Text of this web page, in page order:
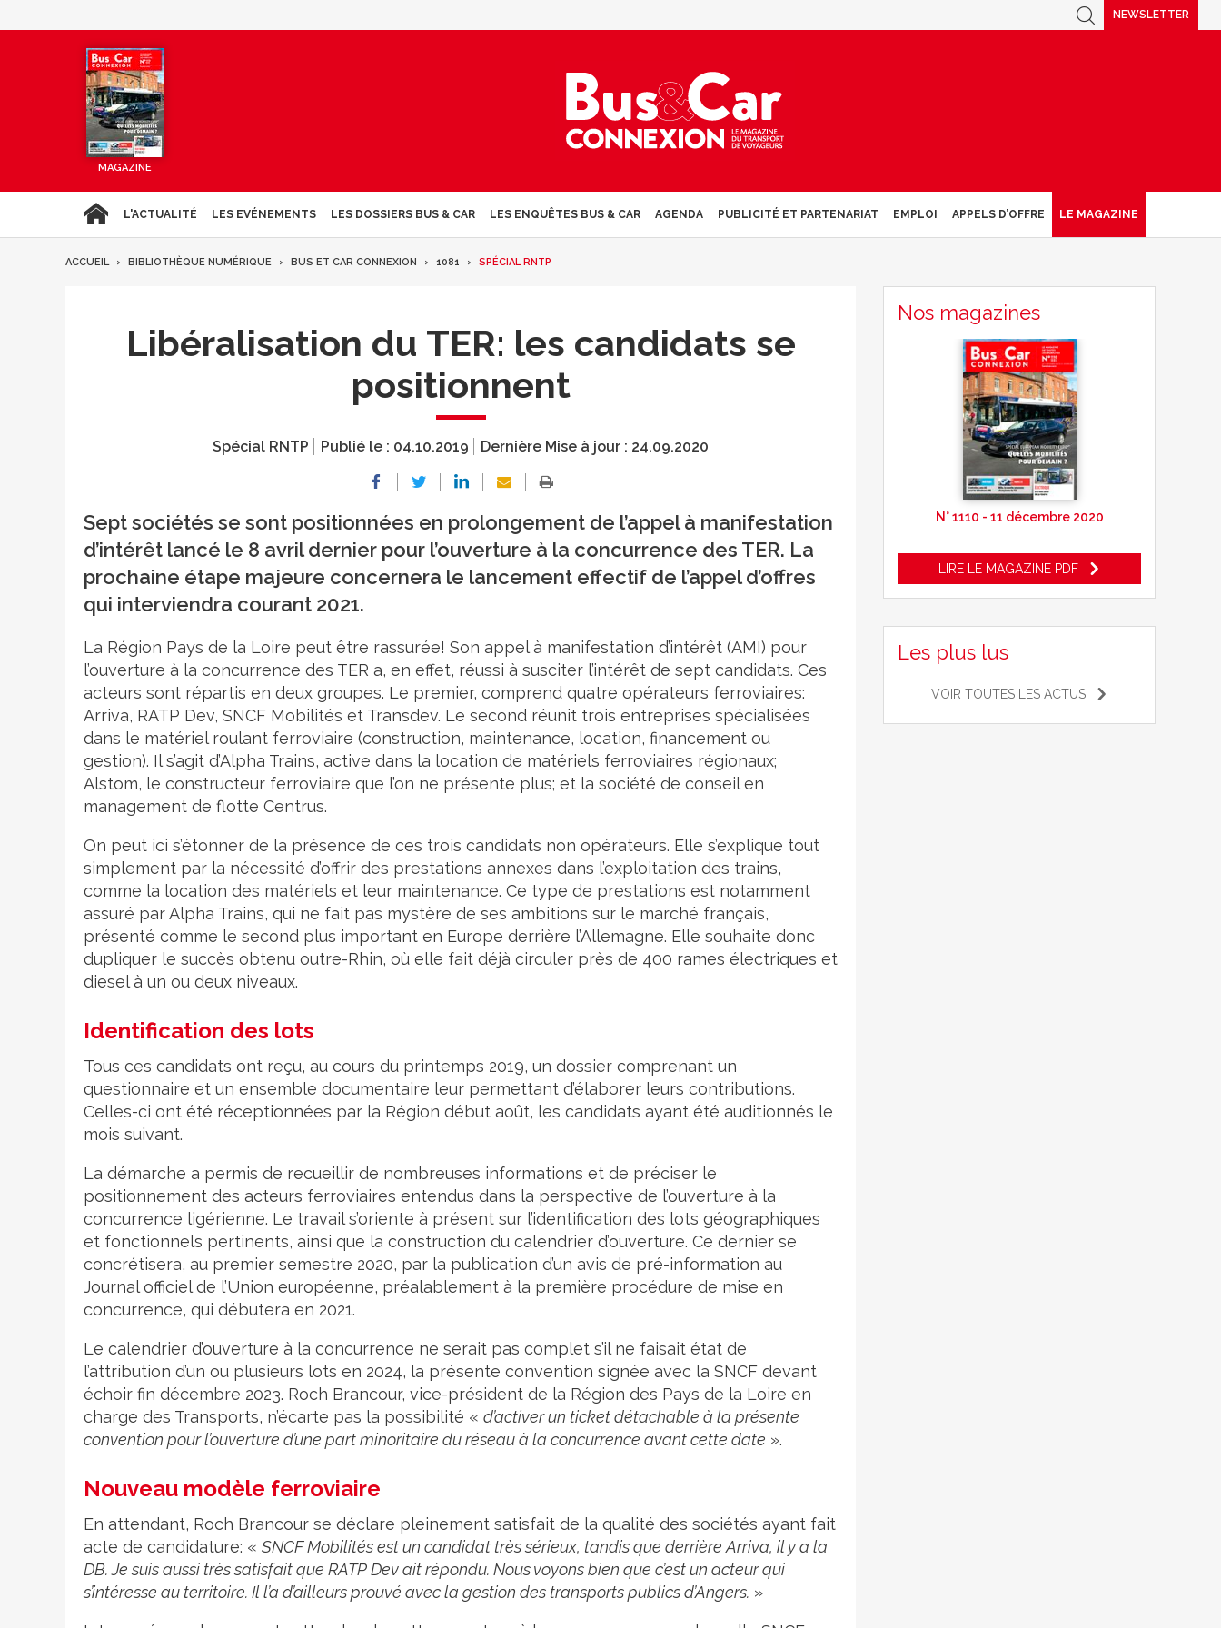
NEWSLETTER
MAGAZINE
L'ACTUALITÉ LES EVÉNEMENTS LES DOSSIERS BUS & CAR LES ENQUÊTES BUS & CAR AGENDA PUBLICITÉ ET PARTENARIAT EMPLOI APPELS D’OFFRE LE MAGAZINE
ACCUEIL BIBLIOTHÈQUE NUMÉRIQUE BUS ET CAR CONNEXION 1081 SPÉCIAL RNTP
Libéralisation du TER: les candidats se
positionnent
Spécial RNTP Publié le : 04.10.2019 Dernière Mise à jour : 24.09.2020
Sept sociétés se sont positionnées en prolongement de l’appel à manifestation
d’intérêt lancé le 8 avril dernier pour l’ouverture à la concurrence des TER. La
prochaine étape majeure concernera le lancement effectif de l’appel d’offres
qui interviendra courant 2021.
La Région Pays de la Loire peut être rassurée! Son appel à manifestation d’intérêt (AMI) pour
l’ouverture à la concurrence des TER a, en effet, réussi à susciter l’intérêt de sept candidats. Ces
acteurs sont répartis en deux groupes. Le premier, comprend quatre opérateurs ferroviaires:
Arriva, RATP Dev, SNCF Mobilités et Transdev. Le second réunit trois entreprises spécialisées
dans le matériel roulant ferroviaire (construction, maintenance, location, financement ou
gestion). Il s’agit d’Alpha Trains, active dans la location de matériels ferroviaires régionaux;
Alstom, le constructeur ferroviaire que l’on ne présente plus; et la société de conseil en
management de flotte Centrus.
On peut ici s’étonner de la présence de ces trois candidats non opérateurs. Elle s’explique tout
simplement par la nécessité d’offrir des prestations annexes dans l’exploitation des trains,
comme la location des matériels et leur maintenance. Ce type de prestations est notamment
assuré par Alpha Trains, qui ne fait pas mystère de ses ambitions sur le marché français,
présenté comme le second plus important en Europe derrière l’Allemagne. Elle souhaite donc
dupliquer le succès obtenu outre-Rhin, où elle fait déjà circuler près de 400 rames électriques et
diesel à un ou deux niveaux.
Identification des lots
Tous ces candidats ont reçu, au cours du printemps 2019, un dossier comprenant un
questionnaire et un ensemble documentaire leur permettant d’élaborer leurs contributions.
Celles-ci ont été réceptionnées par la Région début août, les candidats ayant été auditionnés le
mois suivant.
La démarche a permis de recueillir de nombreuses informations et de préciser le
positionnement des acteurs ferroviaires entendus dans la perspective de l’ouverture à la
concurrence ligérienne. Le travail s’oriente à présent sur l’identification des lots géographiques
et fonctionnels pertinents, ainsi que la construction du calendrier d’ouverture. Ce dernier se
concrétisera, au premier semestre 2020, par la publication d’un avis de pré-information au
Journal officiel de l’Union européenne, préalablement à la première procédure de mise en
concurrence, qui débutera en 2021.
Le calendrier d’ouverture à la concurrence ne serait pas complet s’il ne faisait état de
l’attribution d’un ou plusieurs lots en 2024, la présente convention signée avec la SNCF devant
échoir fin décembre 2023. Roch Brancour, vice-président de la Région des Pays de la Loire en
charge des Transports, n’écarte pas la possibilité « d’activer un ticket détachable à la présente
convention pour l’ouverture d’une part minoritaire du réseau à la concurrence avant cette date ».
Nouveau modèle ferroviaire
En attendant, Roch Brancour se déclare pleinement satisfait de la qualité des sociétés ayant fait
acte de candidature: « SNCF Mobilités est un candidat très sérieux, tandis que derrière Arriva, il y a la
DB. Je suis aussi très satisfait que RATP Dev ait répondu. Nous voyons bien que c’est un acteur qui
s’intéresse au territoire. Il l’a d’ailleurs prouvé avec la gestion des transports publics d’Angers. »
Nos magazines
N° 1110 - 11 décembre 2020
LIRE LE MAGAZINE PDF
Les plus lus
VOIR TOUTES LES ACTUS